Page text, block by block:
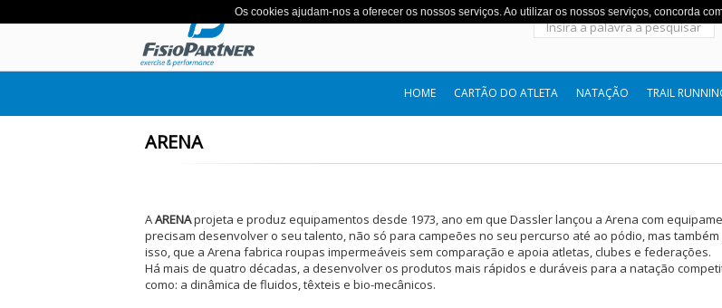
HOME CARTÃO DO ATLETA NATAÇÃO TRAIL
ARENA
AARENAprojeta e produz equipamentos desde 1973, ano em que Dassler lançou a Arena com
precisam desenvolver o seu talento, não só para campeões no seu percurso até ao pódio, mas
isso, que a Arena fabrica roupas impermeáveis ​​sem comparação e apoia atletas, clubes e federações.
Há mais de quatro décadas, a desenvolver os produtos mais rápidos e duráveis ​​para a natação
como: a dinâmica de fluidos, têxteis e bio-mecânicos.
Os cookies ajudam-nos a oferecer os nossos serviços. Ao utilizar os nossos serviços, concorda